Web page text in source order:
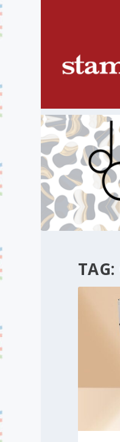
TAG: